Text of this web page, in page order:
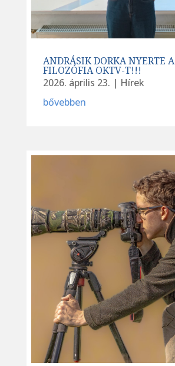
ANDRÁSIK DORKA NYERTE A
FILOZÓFIA OKTV-T!!!
2026. április 23. | Hírek
bővebben